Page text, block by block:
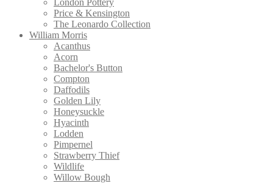
London Pottery
Price & Kensington
The Leonardo Collection
William Morris
Acanthus
Acorn
Bachelor's Button
Compton
Daffodils
Golden Lily
Honeysuckle
Hyacinth
Lodden
Pimpernel
Strawberry Thief
Wildlife
Willow Bough